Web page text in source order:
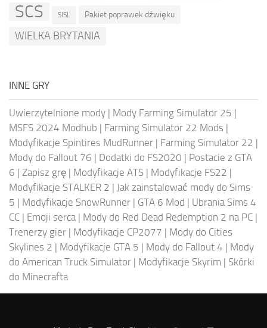
SCS SISL Pakiet poprawek dźwięku
WIELKA BRYTANIA
INNE GRY
Uwierzytelnione mody | Mody Farming Simulator 25 |
MSFS 2024 Modhub | Farming Simulator 22 Mods |
Modyfikacje Spintires MudRunner | Farming Simulator 22 |
Mody do Fallout 76 | Dodatki do FS2020 | Postacie z GTA
6 | Zapisz grę | Modyfikacje ATS | Modyfikacje FS22 |
Modyfikacje STALKER 2 | Jak zainstalować mody do Sims
5 | Modyfikacje SnowRunner | GTA 6 Mod | Ubrania Sims 4
CC | Emoji serca | Mody do Red Dead Redemption 2 na PC |
Trenerzy gier | Modyfikacje CP2077 | Mody do Cities
Skylines 2 | Modyfikacje GTA 5 | Mody do Fallout 4 | Mody
do American Truck Simulator | Modyfikacje Skyrim | Skórki
do Minecrafta